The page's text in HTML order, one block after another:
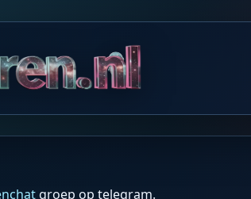
groep op telegram.
tot mikpunt van spot: scherpe me